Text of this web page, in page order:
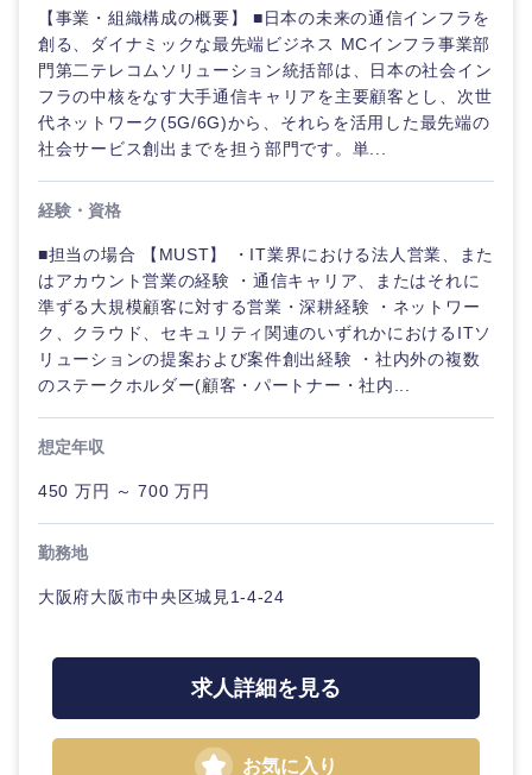
九州・沖縄
福岡県 佐賀県
【事業・組織構成の概要】 ■日本の未来の通信インフラを
創る、ダイナミックな最先端ビジネス MCインフラ事業部
門第二テレコムソリューション統括部は、日本の社会イン
フラの中核をなす大手通信キャリアを主要顧客とし、次世
代ネットワーク(5G/6G)から、それらを活用した最先端の
社会サービス創出までを担う部門です。単...
経験・資格
■担当の場合 【MUST】 ・IT業界における法人営業、また
はアカウント営業の経験 ・通信キャリア、またはそれに
準ずる大規模顧客に対する営業・深耕経験 ・ネットワー
ク、クラウド、セキュリティ関連のいずれかにおけるITソ
リューションの提案および案件創出経験 ・社内外の複数
のステークホルダー(顧客・パートナー・社内...
想定年収
450 万円 ～ 700 万円
勤務地
大阪府大阪市中央区城見1-4-24
求人詳細を見る
お気に入り